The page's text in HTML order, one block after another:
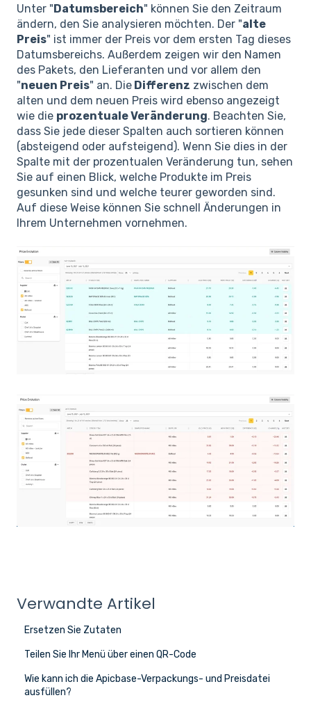
Unter "Datumsbereich" können Sie den Zeitraum
ändern, den Sie analysieren möchten. Der "alte
Preis" ist immer der Preis vor dem ersten Tag dieses
Datumsbereichs. Außerdem zeigen wir den Namen
des Pakets, den Lieferanten und vor allem den
"neuen Preis" an. Die Differenz zwischen dem
alten und dem neuen Preis wird ebenso angezeigt
wie die prozentuale Veränderung. Beachten Sie,
dass Sie jede dieser Spalten auch sortieren können
(absteigend oder aufsteigend). Wenn Sie dies in der
Spalte mit der prozentualen Veränderung tun, sehen
Sie auf einen Blick, welche Produkte im Preis
gesunken sind und welche teurer geworden sind.
Auf diese Weise können Sie schnell Änderungen in
Ihrem Unternehmen vornehmen.
Verwandte Artikel
Ersetzen Sie Zutaten
Teilen Sie Ihr Menü über einen QR-Code
Wie kann ich die Apicbase-Verpackungs- und Preisdatei
ausfüllen?